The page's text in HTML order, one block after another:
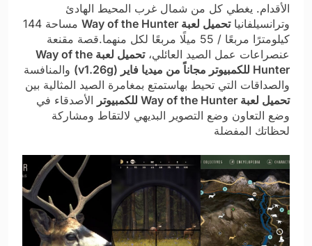
الأقدام. يغطي كل من شمال غرب المحيط الهادئ
وترانسيلفانياتحميل لعبة Way of the Hunter
مساحة 144
كيلومترًا مربعًا / 55 ميلًا مربعًا لكل منهما.قصة مقنعة
عنصراعات عمل الصيد العائلي،
تحميل لعبة Way of the
Hunter للكمبيوتر مجاناً من ميديا فاير (v1.26g)
والمنافسة
والصداقات التي تحيط بهاستمتع بمغامرة الصيد المثالية بين
تحميل لعبة Way of the Hunter للكمبيوتر
الأصدقاء في
وضع التعاون وضع التصوير البديهي لالتقاط ومشاركة
لحظاتك المفضلة